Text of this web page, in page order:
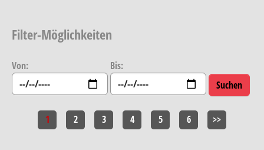
Filter-Möglichkeiten
Von: Bis:
1 2 3 4 5 6 >>